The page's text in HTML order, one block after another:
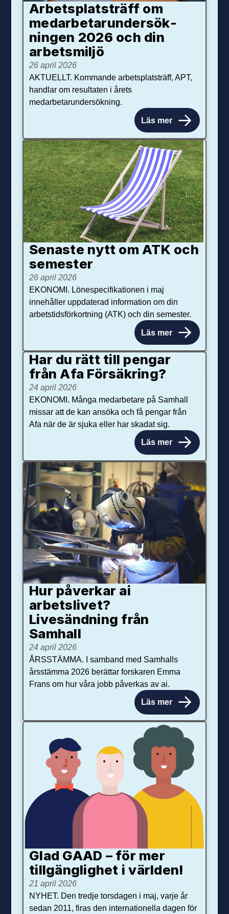
Arbetsplats­träff om
med­arbetar­under­sök­
ningen 2026 och din
arbets­miljö
26 april 2026
AKTUELLT. Kommande arbetsplatsträff, APT,
handlar om resultaten i årets
medarbetarundersökning.
Läs mer
Senaste nytt om ATK och
se­mester
26 april 2026
EKONOMI. Lönespecifikationen i maj
innehåller uppdaterad information om din
arbetstidsförkortning (ATK) och din semester.
Läs mer
Har du rätt till pengar
från Afa Försäkring?
24 april 2026
EKONOMI. Många medarbetare på Samhall
missar att de kan ansöka och få pengar från
Afa när de är sjuka eller har skadat sig.
Läs mer
Hur påverkar ai
arbetslivet?
Livesändning från
Samhall
24 april 2026
ÅRSSTÄMMA. I samband med Samhalls
årsstämma 2026 berättar forskaren Emma
Frans om hur våra jobb påverkas av ai.
Läs mer
Glad GAAD – för mer
tillgänglighet i världen!
21 april 2026
NYHET. Den tredje torsdagen i maj, varje år
sedan 2011, firas den internationella dagen för